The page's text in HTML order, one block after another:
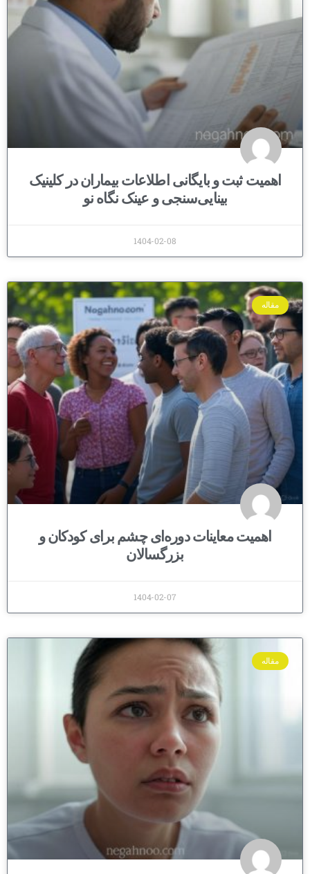
اهمیت ثبت و بایگانی اطلاعات بیماران در کلینیک
بینایی‌سنجی و عینک نگاه نو
1404-02-08
مقاله
اهمیت معاینات دوره‌ای چشم برای کودکان و
بزرگسالان
1404-02-07
مقاله